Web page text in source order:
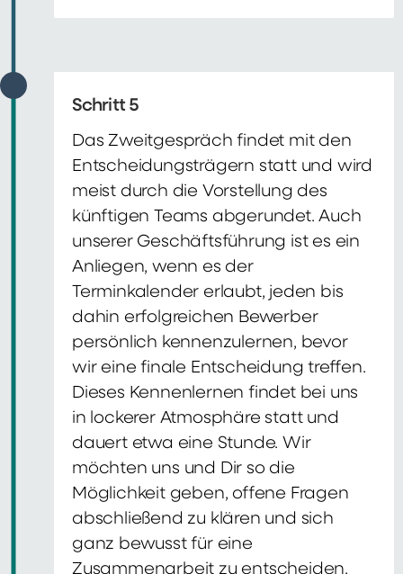
Schritt 5
Das Zweitgespräch findet mit den
Entscheidungsträgern statt und wird
meist durch die Vorstellung des
künftigen Teams abgerundet. Auch
unserer Geschäftsführung ist es ein
Anliegen, wenn es der
Terminkalender erlaubt, jeden bis
dahin erfolgreichen Bewerber
persönlich kennenzulernen, bevor
wir eine finale Entscheidung treffen.
Dieses Kennenlernen findet bei uns
in lockerer Atmosphäre statt und
dauert etwa eine Stunde. Wir
möchten uns und Dir so die
Möglichkeit geben, offene Fragen
abschließend zu klären und sich
ganz bewusst für eine
Zusammenarbeit zu entscheiden.